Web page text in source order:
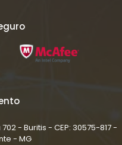
- Buritis - CEP: 30575-817 -
- MG